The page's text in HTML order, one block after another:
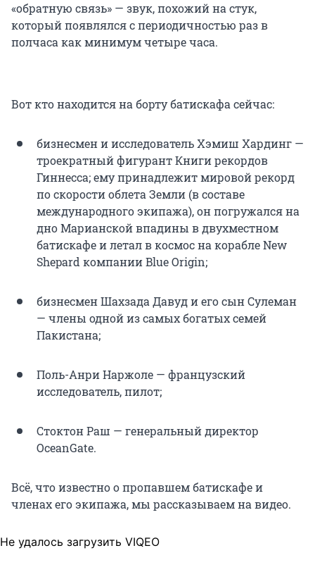
«обратную связь» — звук, похожий на стук,
который появлялся с периодичностью раз в
полчаса как минимум четыре часа.
Вот кто находится на борту батискафа сейчас:
бизнесмен и исследователь Хэмиш Хардинг —
троекратный фигурант Книги рекордов
Гиннесса; ему принадлежит мировой рекорд
по скорости облета Земли (в составе
международного экипажа), он погружался на
дно Марианской впадины в двухместном
батискафе и летал в космос на корабле New
Shepard компании Blue Origin;
бизнесмен Шахзада Давуд и его сын Сулеман
— члены одной из самых богатых семей
Пакистана;
Поль-Анри Наржоле — французский
исследователь, пилот;
Стоктон Раш — генеральный директор
OceanGate.
Всё, что известно о пропавшем батискафе и
членах его экипажа, мы рассказываем на видео.
Не удалось загрузить VIQEO